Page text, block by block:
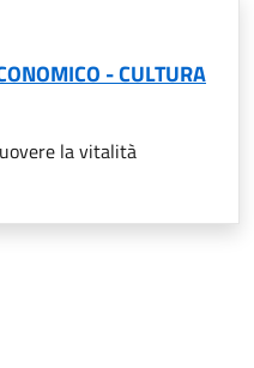
- CULTURA
la vitalità